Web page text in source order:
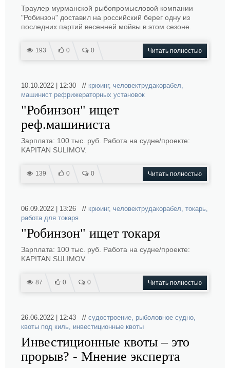
Траулер мурманской рыбопромысловой компании
"Робинзон" доставил на российский берег одну из
последних партий весенней мойвы в этом сезоне.
193 0 0 Читать полностью
10.10.2022 | 12:30 // крюинг, человектрудакорабел,
машинист рефрижераторных установок
"Робинзон" ищет
реф.машиниста
Зарплата: 100 тыс. руб. Работа на судне/проекте:
KAPITAN SULIMOV.
139 0 0 Читать полностью
06.09.2022 | 13:26 // крюинг, человектрудакорабел, токарь,
работа для токаря
"Робинзон" ищет токаря
Зарплата: 100 тыс. руб. Работа на судне/проекте:
KAPITAN SULIMOV.
87 0 0 Читать полностью
26.06.2022 | 12:43 // судостроение, рыболовное судно,
квоты под киль, инвестиционные квоты
Инвестиционные квоты – это
прорыв? - Мнение эксперта